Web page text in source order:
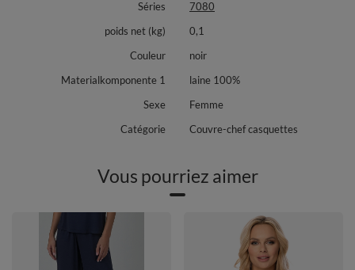
une excellente idée de cadeau
Composition : 100% laine.
Chaque produit de la collection Vivisence fait main est envoyé dans une
Séries
7080
poids net (kg)
0,1
Couleur
noir
Materialkomponente 1
laine 100%
Sexe
Femme
Catégorie
Couvre-chef casquettes
Vous pourriez aimer